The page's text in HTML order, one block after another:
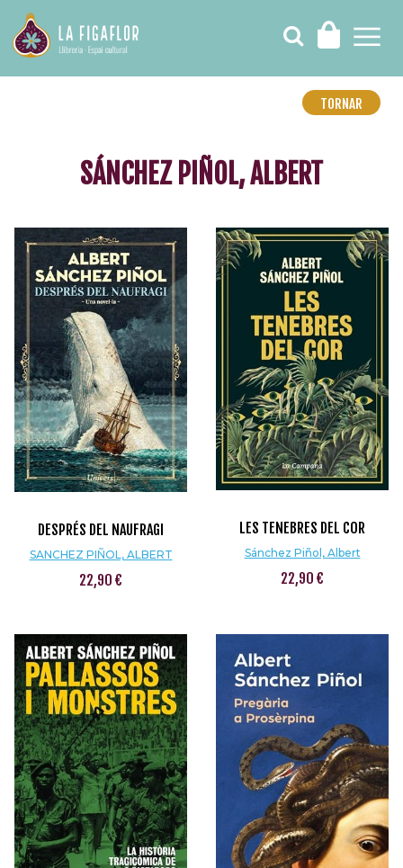
TORNAR
SÁNCHEZ PIÑOL, ALBERT
DESPRÉS DEL NAUFRAGI
SANCHEZ PIÑOL, ALBERT
22,90 €
LES TENEBRES DEL COR
Sánchez Piñol, Albert
22,90 €